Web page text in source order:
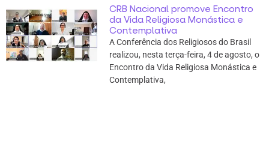
CRB Nacional promove Encontro
da Vida Religiosa Monástica e
Contemplativa
A Conferência dos Religiosos do Brasil
realizou, nesta terça-feira, 4 de agosto, o
Encontro da Vida Religiosa Monástica e
Contemplativa,